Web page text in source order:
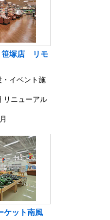
笹塚店 リモ
・イベント施
リニューアル
ケット南風